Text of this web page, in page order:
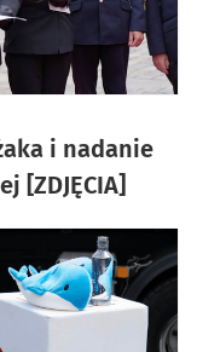
i nadanie
[ZDJĘCIA]